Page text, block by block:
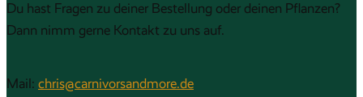
Du hast Fragen zu deiner Bestellung oder deinen Pflanzen?
Dann nimm gerne Kontakt zu uns auf.
Mail: chris@carnivorsandmore.de